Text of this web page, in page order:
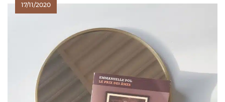
17/11/2020